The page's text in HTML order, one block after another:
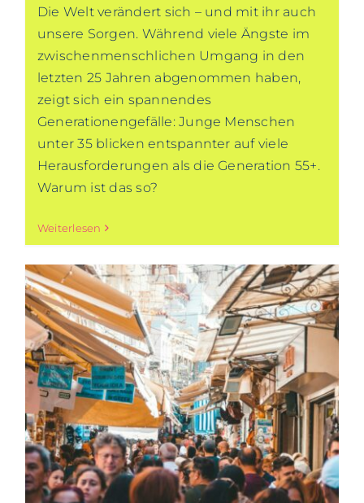
Die Welt verändert sich – und mit ihr auch
unsere Sorgen. Während viele Ängste im
zwischenmenschlichen Umgang in den
letzten 25 Jahren abgenommen haben,
zeigt sich ein spannendes
Generationengefälle: Junge Menschen
unter 35 blicken entspannter auf viele
Herausforderungen als die Generation 55+.
Warum ist das so?
Weiterlesen